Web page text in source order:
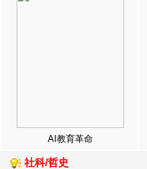
AI教育革命
社科/哲史